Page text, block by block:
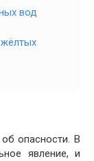
вод
опасности. В
явление, и